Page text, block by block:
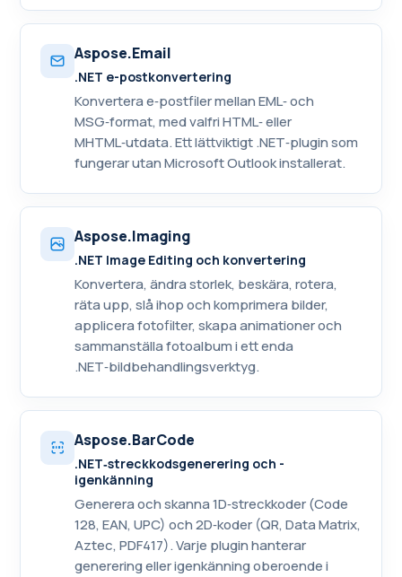
Aspose.Email
.NET e-postkonvertering
Konvertera e‑postfiler mellan EML‑ och
MSG‑format, med valfri HTML‑ eller
MHTML‑utdata. Ett lättviktigt .NET‑plugin som
fungerar utan Microsoft Outlook installerat.
Aspose.Imaging
.NET Image Editing och konvertering
Konvertera, ändra storlek, beskära, rotera,
räta upp, slå ihop och komprimera bilder,
applicera fotofilter, skapa animationer och
sammanställa fotoalbum i ett enda
.NET‑bildbehandlingsverktyg.
Aspose.BarCode
.NET‑streckkodsgenerering och -
igenkänning
Generera och skanna 1D‑streckkoder (Code
128, EAN, UPC) och 2D‑koder (QR, Data Matrix,
Aztec, PDF417). Varje plugin hanterar
generering eller igenkänning oberoende i